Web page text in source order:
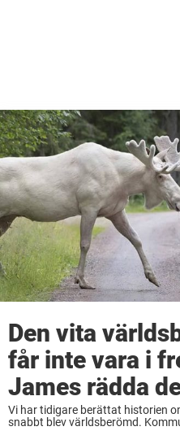
Den vita
får inte vara i
James rädda
Vi har tidigare berättat historien
snabbt blev världsberömd.